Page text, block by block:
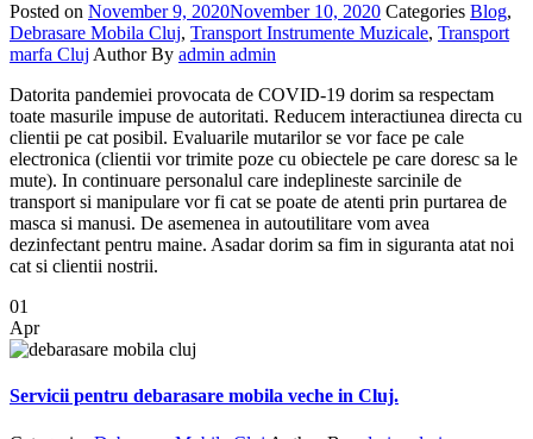
Posted on November 9, 2020November 10, 2020 Categories Blog,
Debrasare Mobila Cluj, Transport Instrumente Muzicale, Transport
marfa Cluj AuthorBy admin admin
Datorita pandemiei provocata de COVID-19 dorim sa respectam
toate masurile impuse de autoritati. Reducem interactiunea directa cu
clientii pe cat posibil. Evaluarile mutarilor se vor face pe cale
electronica (clientii vor trimite poze cu obiectele pe care doresc sa le
mute). In continuare personalul care indeplineste sarcinile de
transport si manipulare vor fi cat se poate de atenti prin purtarea de
masca si manusi. De asemenea in autoutilitare vom avea
dezinfectant pentru maine. Asadar dorim sa fim in siguranta atat noi
cat si clientii nostrii.
01
Apr
Servicii pentru debarasare mobila veche in Cluj.